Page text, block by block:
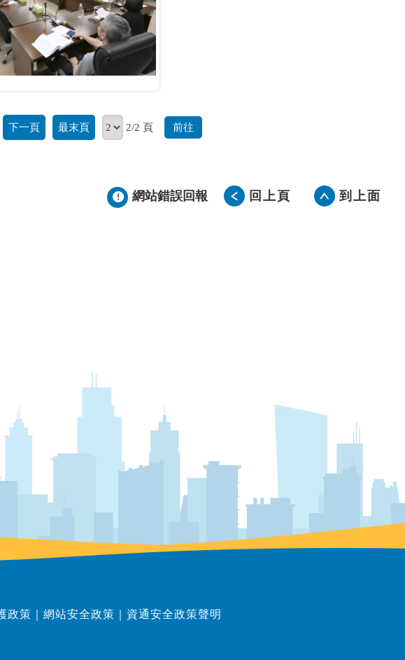
下一頁 最末頁 2/2 頁 前往
網站錯誤回報 回上頁 到上面
政策 網站安全政策
資通安全政策聲明